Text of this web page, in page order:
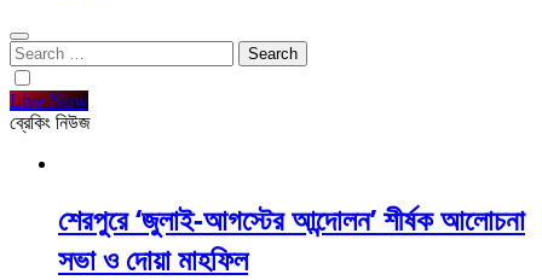
Search
for:
Live Now
ব্রেকিং নিউজ
শেরপুরে ‘জুলাই-আগস্টের আন্দোলন’ শীর্ষক আলোচনা
সভা ও দোয়া মাহফিল